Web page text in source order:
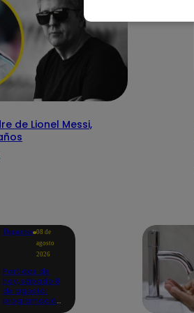
de Lionel Messi,
Deportes 08 de
agosto
2026
Partidos de
hoy, sábado 8
de agosto:
programación